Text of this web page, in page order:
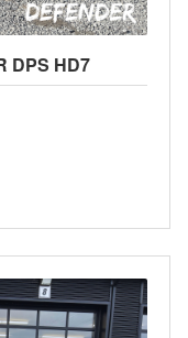
DPS HD7